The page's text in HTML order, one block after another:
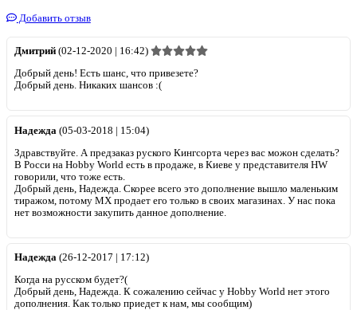
Добавить отзыв
Дмитрий (02-12-2020 | 16:42)
Добрый день! Есть шанс, что привезете?
Добрый день. Никаких шансов :(
Надежда (05-03-2018 | 15:04)
Здравствуйте. А предзаказ руского Кингсорта через вас можон сделать?
В Росси на Hobby World есть в продаже, в Киеве у представителя HW
говорили, что тоже есть.
Добрый день, Надежда. Скорее всего это дополнение вышло маленьким
тиражом, потому МХ продает его только в своих магазинах. У нас пока
нет возможности закупить данное дополнение.
Надежда (26-12-2017 | 17:12)
Когда на русском будет?(
Добрый день, Надежда. К сожалению сейчас у Hobby World нет этого
дополнения. Как только приедет к нам, мы сообщим)